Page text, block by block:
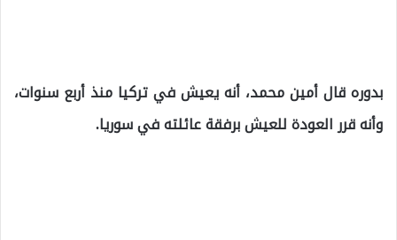
بدوره قال أمين محمد، أنه يعيش في تركيا منذ أربع سنوات،
وأنه قرر العودة للعيش برفقة عائلته في سوريا.